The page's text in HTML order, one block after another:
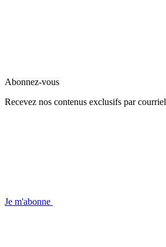
Abonnez-vous
Recevez nos contenus exclusifs par courriel
Je m'abonne